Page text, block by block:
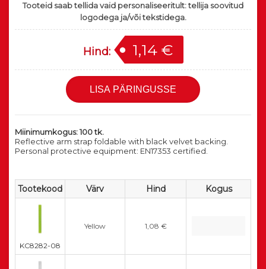
Tooteid saab tellida vaid personaliseeritult: tellija soovitud
logodega ja/või tekstidega.
Hind: 1,14 €
Miinimumkogus: 100 tk.
Reflective arm strap foldable with black velvet backing.
Personal protective equipment: EN17353 certified.
Tootekood Värv Hind Kogus
KC8282-08
Yellow 1,08 €